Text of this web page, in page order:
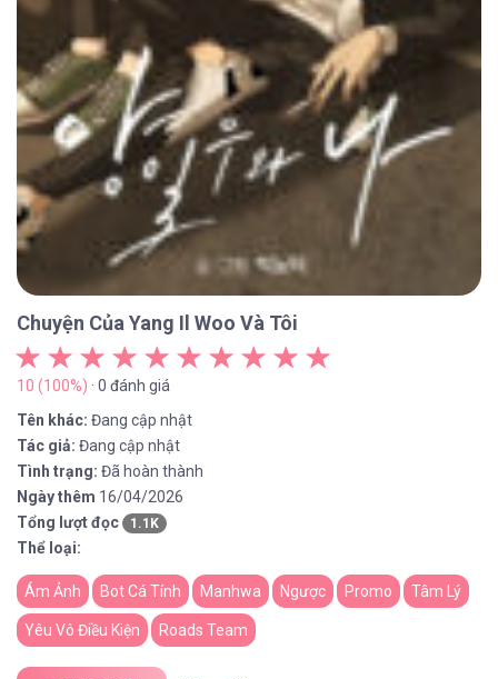
Chuyện Của Yang Il Woo Và Tôi
10 (100%) · 0 đánh giá
Tên khác: Đang cập nhật
Tác giả: Đang cập nhật
Tình trạng: Đã hoàn thành
Ngày thêm 16/04/2026
Tổng lượt đọc
1.1K
Thể loại:
Ám Ảnh Bot Cá Tính Manhwa Ngược Promo Tâm Lý
Yêu Vô Điều Kiện Roads Team